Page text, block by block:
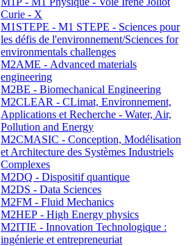
Curie - X
M1STEPE - M1 STEPE - Sciences pour
les défis de l'environnement/Sciences for
environmentals challenges
M2AME - Advanced materials
engineering
M2BE - Biomechanical Engineering
M2CLEAR - CLimat, Environnement,
Applications et Recherche - Water, Air,
Pollution and Energy
M2CMASIC - Conception, Modélisation
et Architecture des Systèmes Industriels
Complexes
M2DQ - Dispositif quantique
M2DS - Data Sciences
M2FM - Fluid Mechanics
M2HEP - High Energy physics
M2ITIE - Innovation Technologique :
ingénierie et entrepreneuriat